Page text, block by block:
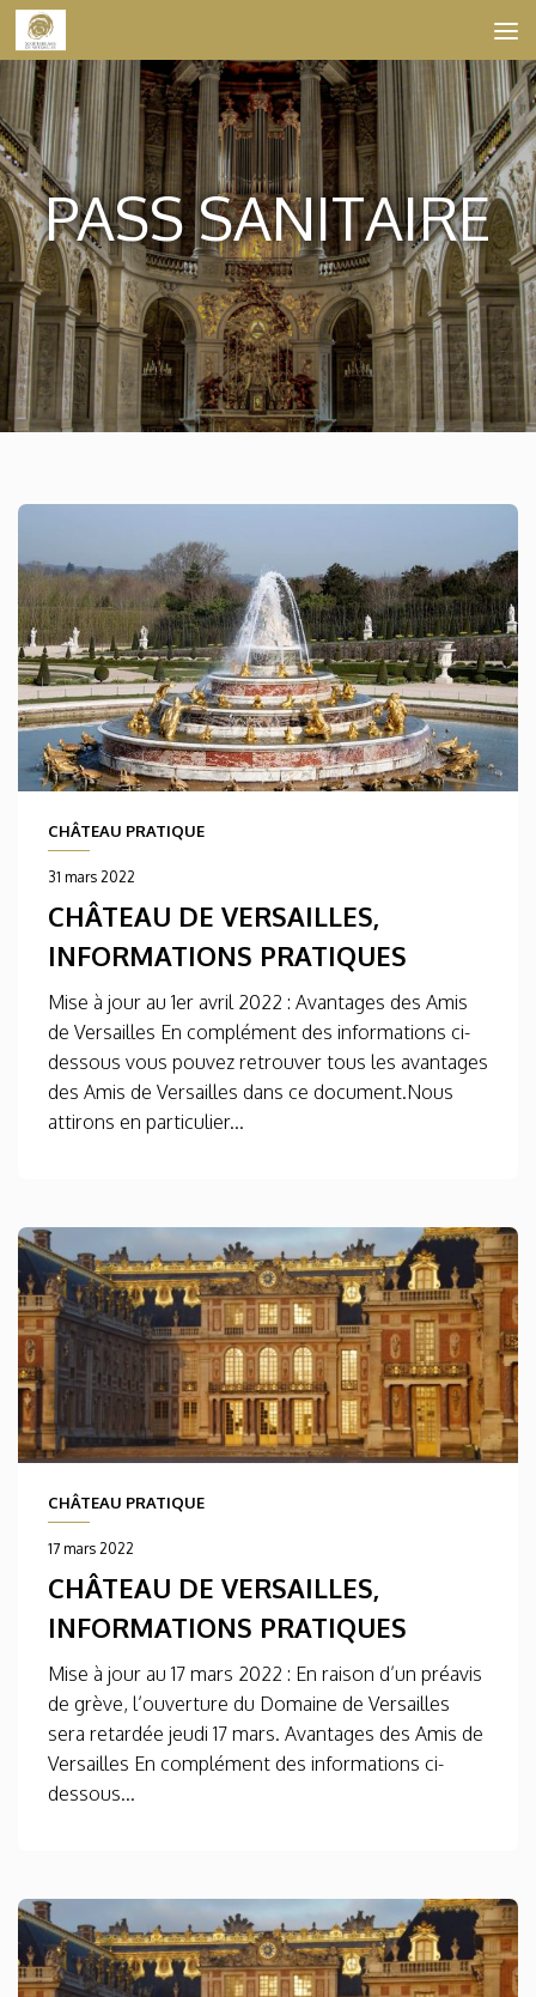
Skip to content
PASS SANITAIRE
CHÂTEAU PRATIQUE
31 mars 2022
CHÂTEAU DE VERSAILLES,
INFORMATIONS PRATIQUES
Mise à jour au 1er avril 2022 : Avantages des Amis
de Versailles En complément des informations ci-
dessous vous pouvez retrouver tous les avantages
des Amis de Versailles dans ce document.Nous
attirons en particulier...
CHÂTEAU PRATIQUE
17 mars 2022
CHÂTEAU DE VERSAILLES,
INFORMATIONS PRATIQUES
Mise à jour au 17 mars 2022 : En raison d’un préavis
de grève, l’ouverture du Domaine de Versailles
sera retardée jeudi 17 mars. Avantages des Amis de
Versailles En complément des informations ci-
dessous...